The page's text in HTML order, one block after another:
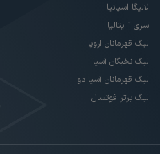
لالیگا اسپانیا
سری آ ایتالیا
لیگ قهرمانان اروپا
لیگ نخبگان آسیا
لیگ قهرمانان آسیا دو
لیگ برتر فوتسال